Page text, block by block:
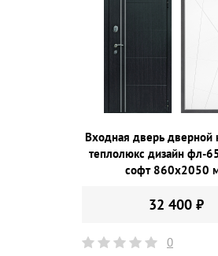
Входная дверь дверной
теплолюкс дизайн фл-
софт 860х2050
32 400 ₽
0